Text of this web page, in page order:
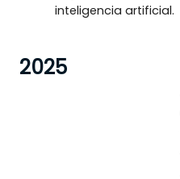
inteligencia artificial.
2025